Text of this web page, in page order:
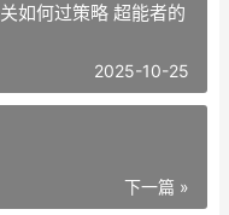
如何过策略 超能者的
2025-10-25
下一篇 »